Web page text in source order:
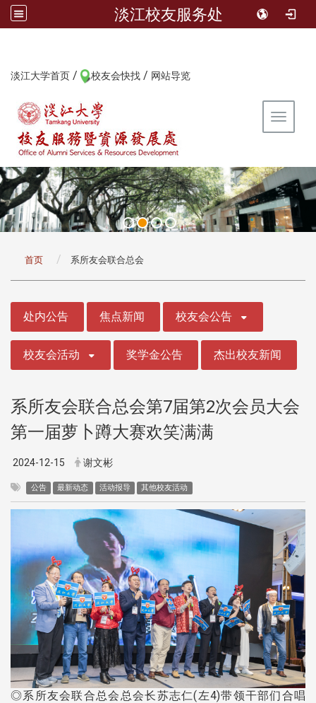
淡江校友服务处
淡江大学首页 / 校友会快找 / 网站导览
Toggle
首页 系所友会联合总会
处内公告 焦点新闻 校友会公告
校友会活动 奖学金公告 杰出校友新闻
系所友会联合总会第7届第2次会员大会
第一届萝卜蹲大赛欢笑满满
2024-12-15 谢文彬
公告 最新动态 活动报导 其他校友活动
◎系所友会联合总会总会长苏志仁(左4)带领干部们合唱